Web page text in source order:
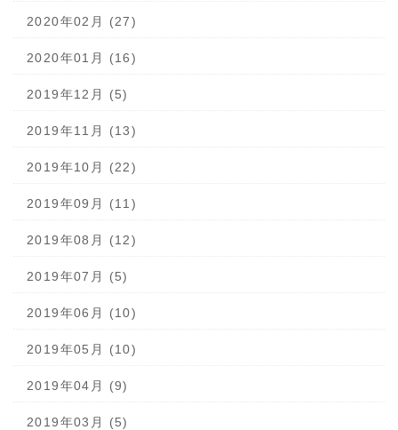
2020年02月 (27)
2020年01月 (16)
2019年12月 (5)
2019年11月 (13)
2019年10月 (22)
2019年09月 (11)
2019年08月 (12)
2019年07月 (5)
2019年06月 (10)
2019年05月 (10)
2019年04月 (9)
2019年03月 (5)